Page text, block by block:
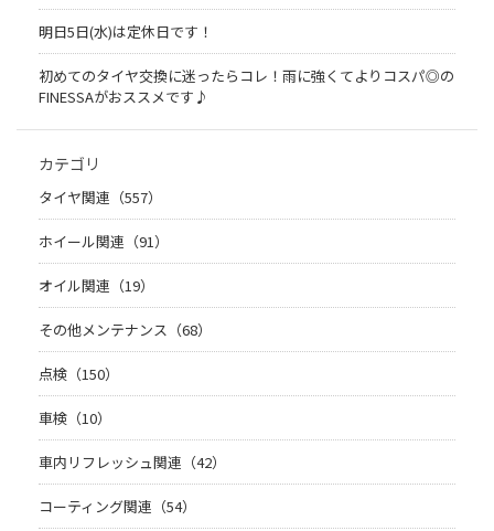
明日5日(水)は定休日です！
初めてのタイヤ交換に迷ったらコレ！雨に強くてよりコスパ◎の
FINESSAがおススメです♪
カテゴリ
タイヤ関連（557）
ホイール関連（91）
オイル関連（19）
その他メンテナンス（68）
点検（150）
車検（10）
車内リフレッシュ関連（42）
コーティング関連（54）